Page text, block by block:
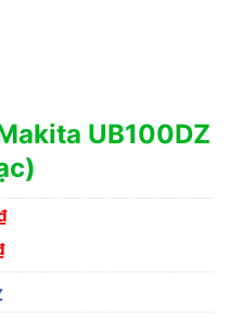
UB100DZ